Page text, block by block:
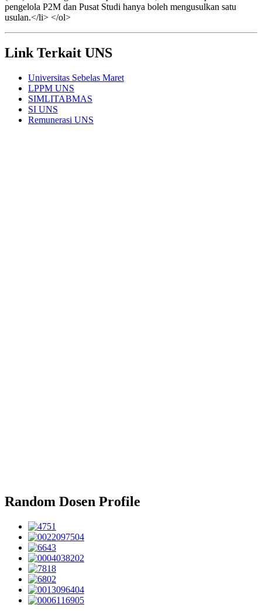
pengelola P2M dan Pusat Studi hanya boleh mengusulkan satu
usulan.</li> </ol>
Link Terkait UNS
Universitas Sebelas Maret
LPPM UNS
SIMLITABMAS
SI UNS
Remunerasi UNS
Random Dosen Profile